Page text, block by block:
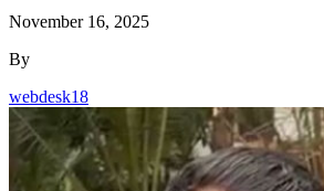
November 16, 2025
By
webdesk18